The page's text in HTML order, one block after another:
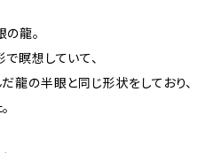
龍。
瞑想していて、
龍の半眼と同じ形状をしており、